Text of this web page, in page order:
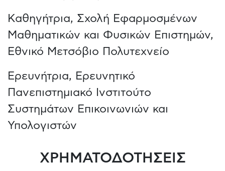
Καθηγήτρια, Σχολή Εφαρμοσμένων
Μαθηματικών και Φυσικών Επιστημών,
Εθνικό Μετσόβιο Πολυτεχνείο
Ερευνήτρια, Ερευνητικό
Πανεπιστημιακό Ινστιτούτο
Συστημάτων Επικοινωνιών και
Υπολογιστών
ΧΡΗΜΑΤΟΔΟΤΗΣΕΙΣ